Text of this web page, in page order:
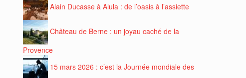
Alain Ducasse à Alula : de l’oasis à l’assiette
Château de Berne : un joyau caché de la
Provence
15 mars 2026 : c’est la Journée mondiale des